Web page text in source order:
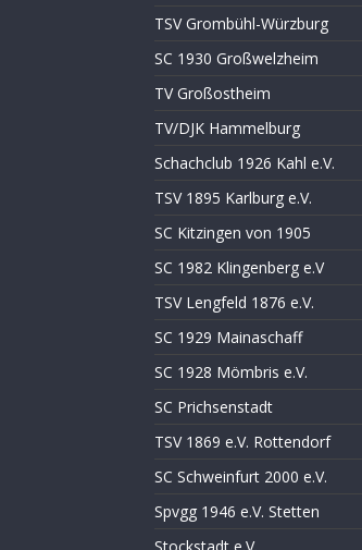
TSV Grombühl-Würzburg
SC 1930 Großwelzheim
TV Großostheim
TV/DJK Hammelburg
Schachclub 1926 Kahl e.V.
TSV 1895 Karlburg e.V.
SC Kitzingen von 1905
SC 1982 Klingenberg e.V
TSV Lengfeld 1876 e.V.
SC 1929 Mainaschaff
SC 1928 Mömbris e.V.
SC Prichsenstadt
TSV 1869 e.V. Rottendorf
SC Schweinfurt 2000 e.V.
Spvgg 1946 e.V. Stetten